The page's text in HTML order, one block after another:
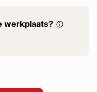
werkplaats?